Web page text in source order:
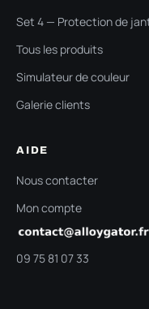
Set 4 — Protection de
Tous les produits
Simulateur de couleur
Galerie clients
AIDE
Nous contacter
Mon compte
09 75 81 07 33